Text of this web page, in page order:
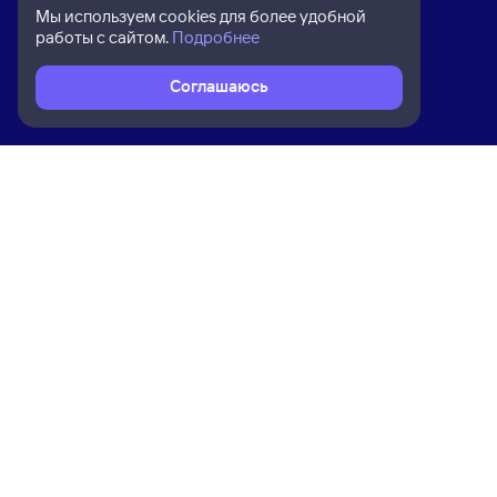
Мы используем cookies для более удобной
работы с сайтом. Подробнее
Соглашаюсь